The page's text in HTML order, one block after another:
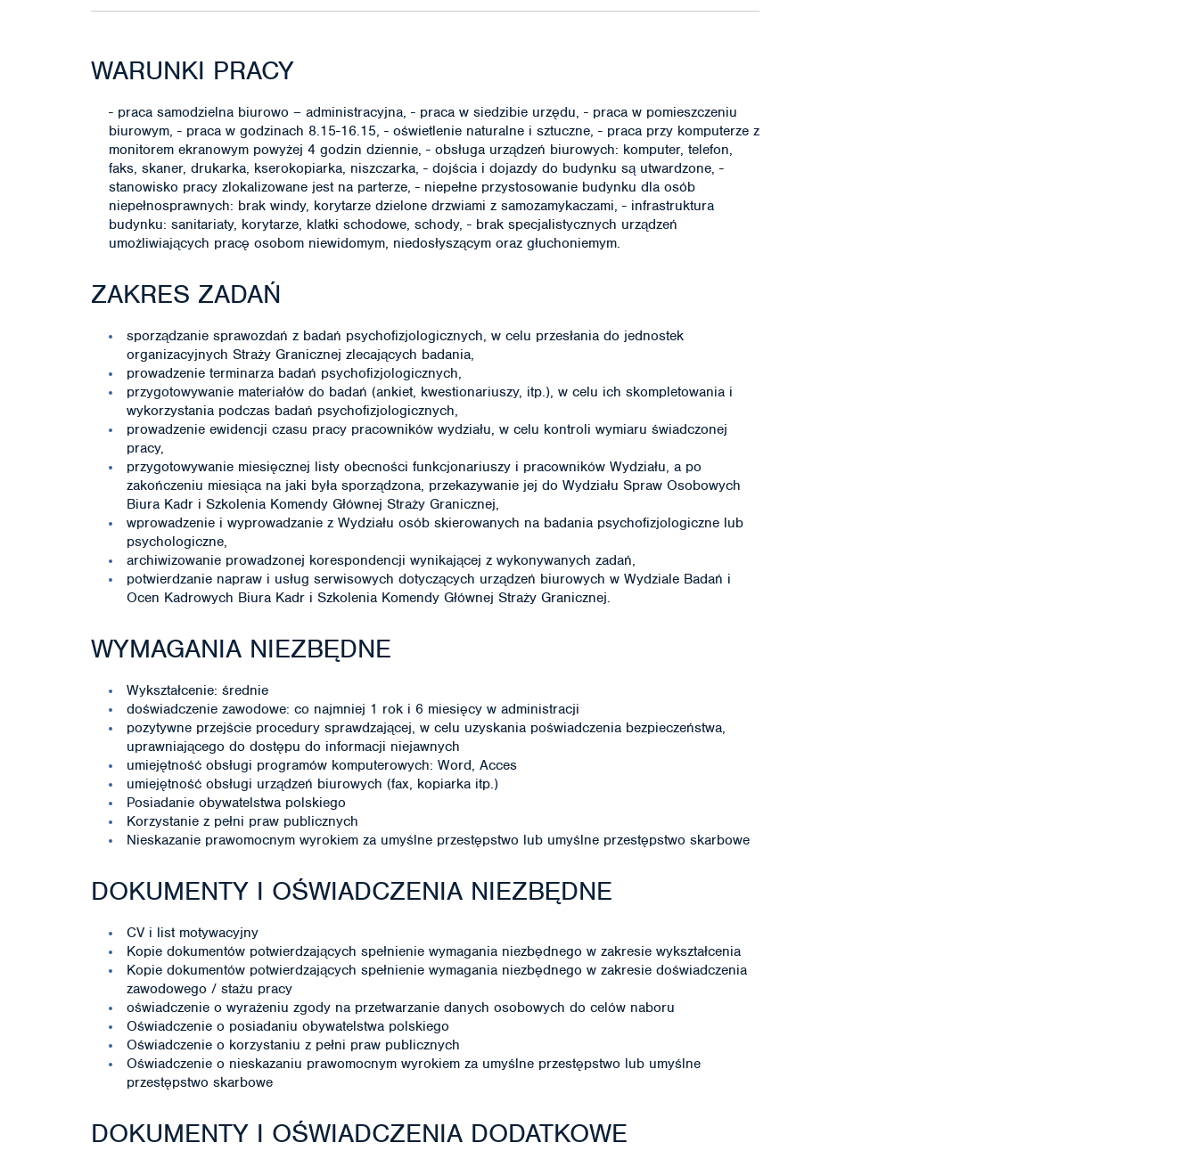
WARUNKI PRACY
- praca samodzielna biurowo – administracyjna, - praca w siedzibie urzędu, - praca w pomieszczeniu
biurowym, - praca w godzinach 8.15-16.15, - oświetlenie naturalne i sztuczne, - praca przy komputerze z
monitorem ekranowym powyżej 4 godzin dziennie, - obsługa urządzeń biurowych: komputer, telefon,
faks, skaner, drukarka, kserokopiarka, niszczarka, - dojścia i dojazdy do budynku są utwardzone, -
stanowisko pracy zlokalizowane jest na parterze, - niepełne przystosowanie budynku dla osób
niepełnosprawnych: brak windy, korytarze dzielone drzwiami z samozamykaczami, - infrastruktura
budynku: sanitariaty, korytarze, klatki schodowe, schody, - brak specjalistycznych urządzeń
umożliwiających pracę osobom niewidomym, niedosłyszącym oraz głuchoniemym.
ZAKRES ZADAŃ
sporządzanie sprawozdań z badań psychofizjologicznych, w celu przesłania do jednostek
organizacyjnych Straży Granicznej zlecających badania,
prowadzenie terminarza badań psychofizjologicznych,
przygotowywanie materiałów do badań (ankiet, kwestionariuszy, itp.), w celu ich skompletowania i
wykorzystania podczas badań psychofizjologicznych,
prowadzenie ewidencji czasu pracy pracowników wydziału, w celu kontroli wymiaru świadczonej
pracy,
przygotowywanie miesięcznej listy obecności funkcjonariuszy i pracowników Wydziału, a po
zakończeniu miesiąca na jaki była sporządzona, przekazywanie jej do Wydziału Spraw Osobowych
Biura Kadr i Szkolenia Komendy Głównej Straży Granicznej,
wprowadzenie i wyprowadzanie z Wydziału osób skierowanych na badania psychofizjologiczne lub
psychologiczne,
archiwizowanie prowadzonej korespondencji wynikającej z wykonywanych zadań,
potwierdzanie napraw i usług serwisowych dotyczących urządzeń biurowych w Wydziale Badań i
Ocen Kadrowych Biura Kadr i Szkolenia Komendy Głównej Straży Granicznej.
WYMAGANIA NIEZBĘDNE
Wykształcenie: średnie
doświadczenie zawodowe: co najmniej 1 rok i 6 miesięcy w administracji
pozytywne przejście procedury sprawdzającej, w celu uzyskania poświadczenia bezpieczeństwa,
uprawniającego do dostępu do informacji niejawnych
umiejętność obsługi programów komputerowych: Word, Acces
umiejętność obsługi urządzeń biurowych (fax, kopiarka itp.)
Posiadanie obywatelstwa polskiego
Korzystanie z pełni praw publicznych
Nieskazanie prawomocnym wyrokiem za umyślne przestępstwo lub umyślne przestępstwo skarbowe
DOKUMENTY I OŚWIADCZENIA NIEZBĘDNE
CV i list motywacyjny
Kopie dokumentów potwierdzających spełnienie wymagania niezbędnego w zakresie wykształcenia
Kopie dokumentów potwierdzających spełnienie wymagania niezbędnego w zakresie doświadczenia
zawodowego / stażu pracy
oświadczenie o wyrażeniu zgody na przetwarzanie danych osobowych do celów naboru
Oświadczenie o posiadaniu obywatelstwa polskiego
Oświadczenie o korzystaniu z pełni praw publicznych
Oświadczenie o nieskazaniu prawomocnym wyrokiem za umyślne przestępstwo lub umyślne
przestępstwo skarbowe
DOKUMENTY I OŚWIADCZENIA DODATKOWE